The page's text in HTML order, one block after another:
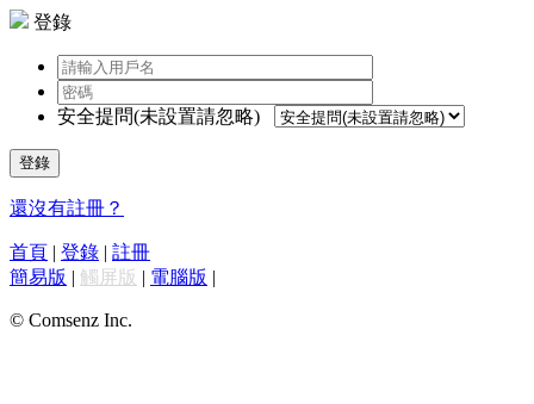
登錄
安全提問(未設置請忽略)
登錄
還沒有註冊？
首頁 | 登錄 | 註冊
簡易版 | 觸屏版 | 電腦版 |
© Comsenz Inc.